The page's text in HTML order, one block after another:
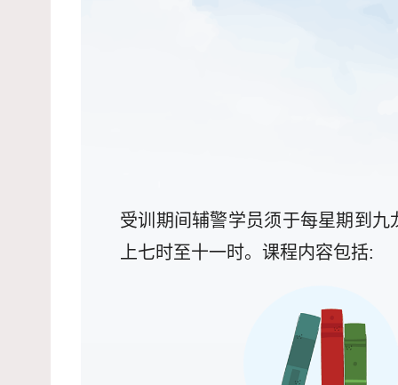
受训期间辅警学员须于每星期到
上七时至十一时。课程内容包括: